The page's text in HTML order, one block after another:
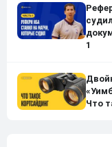
1
Что